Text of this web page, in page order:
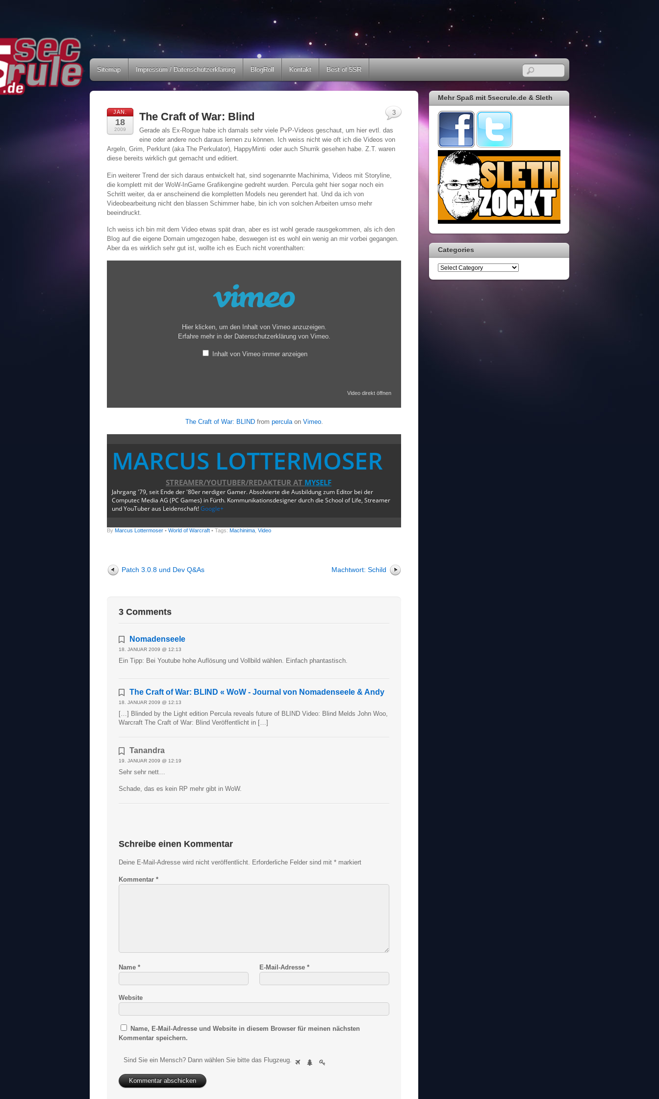
Sitemap Impressum / Datenschutzerklärung BlogRoll Kontakt Best of 5SR
JAN.
18
2009
The Craft of War: Blind
Gerade als Ex-Rogue habe ich damals sehr viele PvP-Videos geschaut, um hier evtl. das
eine oder andere noch daraus lernen zu können. Ich weiss nicht wie oft ich die Videos von
Argeln, Grim, Perklunt (aka The Perkulator), HappyMinti oder auch Shurrik gesehen habe. Z.T. waren
diese bereits wirklich gut gemacht und editiert.
Ein weiterer Trend der sich daraus entwickelt hat, sind sogenannte Machinima, Videos mit Storyline,
die komplett mit der WoW-InGame Grafikengine gedreht wurden. Percula geht hier sogar noch ein
Schritt weiter, da er anscheinend die kompletten Models neu gerendert hat. Und da ich von
Videobearbeitung nicht den blassen Schimmer habe, bin ich von solchen Arbeiten umso mehr
beeindruckt.
Ich weiss ich bin mit dem Video etwas spät dran, aber es ist wohl gerade rausgekommen, als ich den
Blog auf die eigene Domain umgezogen habe, deswegen ist es wohl ein wenig an mir vorbei gegangen.
Aber da es wirklich sehr gut ist, wollte ich es Euch nicht vorenthalten:
Inhalt
Hier klicken, um den Inhalt von Vimeo anzuzeigen.
Erfahre mehr in der Datenschutzerklärung von Vimeo.
Inhalt von Vimeo immer anzeigen
Video direkt öffnen
The Craft of War: BLINDfrom perculaon Vimeo.
MARCUS LOTTERMOSER
STREAMER/YOUTUBER/REDAKTEUR AT MYSELF
Jahrgang '79, seit Ende der '80er nerdiger Gamer. Absolvierte die Ausbildung zum Editor bei der
Computec Media AG (PC Games) in Fürth. Kommunikationsdesigner durch die School of Life, Streamer
und YouTuber aus Leidenschaft!Google+
By Marcus Lottermoser • World of Warcraft
3
• Tags: Machinima Video
Patch 3.0.8 und Dev Q&As Machtwort: Schild
3 Comments
Nomadenseele
18. JANUAR 2009 @ 12:13
Ein Tipp: Bei Youtube hohe Auflösung und Vollbild wählen. Einfach phantastisch.
The Craft of War: BLIND « WoW - Journal von Nomadenseele & Andy
18. JANUAR 2009 @ 12:13
[…] Blinded by the Light edition Percula reveals future of BLIND Video: Blind Melds John Woo,
Warcraft The Craft of War: Blind Veröffentlicht in […]
Tanandra
19. JANUAR 2009 @ 12:19
Sehr sehr nett…
Schade, das es kein RP mehr gibt in WoW.
Schreibe einen Kommentar
Deine E-Mail-Adresse wird nicht veröffentlicht. Erforderliche Felder sind mit * markiert
Kommentar *
Name * E-Mail-Adresse*
Website
Name, E-Mail-Adresse und Website in diesem Browser für meinen nächsten
Kommentar speichern.
Sind Sie ein Mensch? Dann wählen Sie bitte das Flugzeug. S
Mehr Spaß mit 5secrule.de & Sleth
Categories